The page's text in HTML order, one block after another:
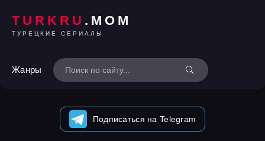
TURKRU .MOM
ТУРЕЦКИЕ СЕРИАЛЫ
Жанры
Подписаться на Telegram